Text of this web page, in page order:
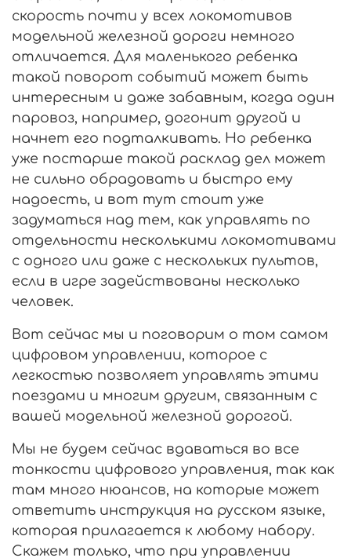
скорость почти у всех локомотивов
модельной железной дороги немного
отличается. Для маленького ребенка
такой поворот событий может быть
интересным и даже забавным, когда один
паровоз, например, догонит другой и
начнет его подталкивать. Но ребенка
уже постарше такой расклад дел может
не сильно обрадовать и быстро ему
надоесть, и вот тут стоит уже
задуматься над тем, как управлять по
отдельности несколькими локомотивами
с одного или даже с нескольких пультов,
если в игре задействованы несколько
человек.
Вот сейчас мы и поговорим о том самом
цифровом управлении, которое с
легкостью позволяет управлять этими
поездами и многим другим, связанным с
вашей модельной железной дорогой.
Мы не будем сейчас вдаваться во все
тонкости цифрового управления, так как
там много нюансов, на которые может
ответить инструкция на русском языке,
которая прилагается к любому набору.
Скажем только, что при управлении